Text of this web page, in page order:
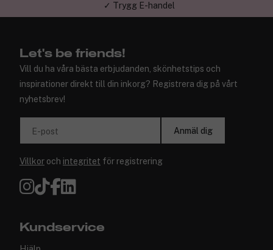
✓ Trygg E-handel
Let's be friends!
Vill du ha våra bästa erbjudanden, skönhetstips och
inspirationer direkt till din inkorg? Registrera dig på vårt
nyhetsbrev!
E-post Anmäl dig
Villkor och integritet för registrering
Kundservice